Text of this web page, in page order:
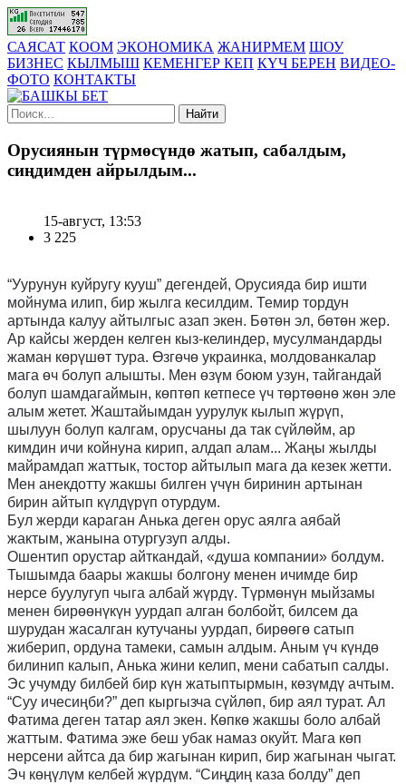
САЯСАТ КООМ ЭКОНОМИКА ЖАНИРМЕМ ШОУ
БИЗНЕС КЫЛМЫШ КЕМЕНГЕР КЕП КҮЧ БЕРЕН ВИДЕО-
ФОТО КОНТАКТЫ
Найти
Орусиянын түрмөсүндө жатып, сабалдым,
сиңдимден айрылдым...
15-август, 13:53
3 225
“Уурунун куйругу кууш” дегендей, Орусияда бир ишти
мойнума илип, бир жылга кесилдим. Темир тордун
артында калуу айтылгыс азап экен. Бөтөн эл, бөтөн жер.
Ар кайсы жерден келген кыз-келиндер, мусулмандарды
жаман көрүшөт тура. Өзгөчө украинка, молдованкалар
мага өч болуп алышты. Мен өзүм боюм узун, тайгандай
болуп шамдагаймын, көптөп кетпесе үч төртөөнө жөн эле
алым жетет. Жаштайымдан уурулук кылып жүрүп,
шылуун болуп калгам, орусчаны да так сүйлөйм, ар
кимдин ичи койнуна кирип, алдап алам... Жаңы жылды
майрамдап жаттык, тостор айтылып мага да кезек жетти.
Мен анекдотту жакшы билген үчүн биринин артынан
бирин айтып күлдүрүп отурдум.
Бул жерди караган Анька деген орус аялга аябай
жактым, жанына отургузуп алды.
Ошентип орустар айткандай, «душа компании» болдум.
Тышымда баары жакшы болгону менен ичимде бир
нерсе буулугуп чыга албай жүрдү. Түрмөнүн мыйзамы
менен бирөөнүкүн уурдап алган болбойт, билсем да
шурудан жасалган кутучаны уурдап, бирөөгө сатып
жиберип, ордуна тамеки, самын алдым. Аным үч күндө
билинип калып, Анька жини келип, мени сабатып салды.
Эс учумду билбей бир күн жатыптырмын, көзүмдү ачтым.
“Суу ичесиңби?” деп кыргызча сүйлөп, бир аял турат. Ал
Фатима деген татар аял экен. Көпкө жакшы боло албай
жаттым. Фатима эже беш убак намаз окуйт. Мага көп
нерсени айтса да бир жагынан кирип, бир жагынан чыгат.
Эч көңүлүм келбей жүрдүм. “Сиңдиң каза болду” деп